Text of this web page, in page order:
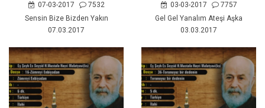
07-03-2017
7532
Sensin Bize Bizden Yakın
07.03.2017
03-03-2017
7757
Gel Gel Yanalım Ateşi Aşka
03.03.2017